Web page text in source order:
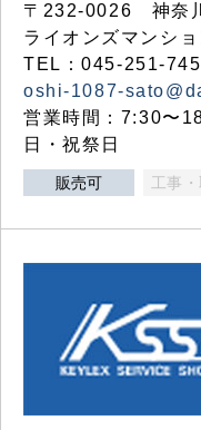
〒232-0026 神奈
ライオンズマンシ
TEL：045-251-
oshi-1087-
営業時間：7:30〜
日・祝祭日
販売可 工事